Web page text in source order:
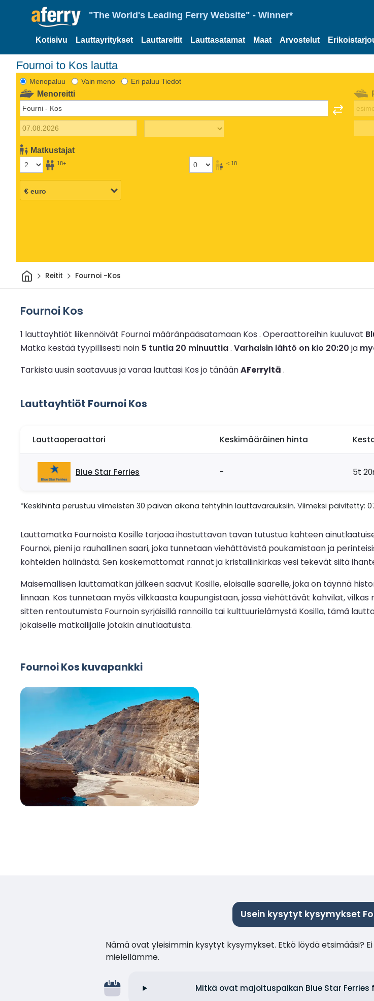
"The World's Leading Ferry Website" - Winner*
Kotisivu Lauttayritykset Lauttareitit Lauttasatamat Maat Arvostelut
Fournoi to Kos lautta
Menopaluu Vain meno Eri paluu Tiedot
Menoreitti
Matkustajat
18+ < 18
KotiinReitit Fournoi -Kos
Fournoi Kos
1 lauttayhtiöt liikennöivät Fournoi määränpääsatamaan Kos . Operaattoreihin kuuluvat
Matka kestää tyypillisesti noin 5 tuntia 20 minuuttia. Varhaisin lähtö on klo 20:20 ja
Tarkista uusin saatavuus ja varaa lauttasi Kos jo tänäänAFerryltä .
Lauttayhtiöt Fournoi Kos
Lauttaoperaattori Keskimääräinen hinta
Blue Star Ferries - 5t
*Keskihinta perustuu viimeisten 30 päivän aikana tehtyihin lauttavarauksiin. Viimeksi päivitetty:
Lauttamatka Fournoista Kosille tarjoaa ihastuttavan tavan tutustua kahteen
Fournoi, pieni ja rauhallinen saari, joka tunnetaan viehättävistä poukamistaan ja
kohteiden hälinästä. Sen koskemattomat rannat ja kristallinkirkas vesi tekevät siitä
Maisemallisen lauttamatkan jälkeen saavut Kosille, eloisalle saarelle, joka on täynnä
linnaan. Kos tunnetaan myös vilkkaasta kaupungistaan, jossa viehättävät kahvilat,
sitten rentoutumista Fournoin syrjäisillä rannoilla tai kulttuurielämystä Kosilla, tämä
jokaiselle matkailijalle jotakin ainutlaatuista.
Fournoi Kos kuvapankki
Usein kysytyt kysymykset
Nämä ovat yleisimmin kysytyt kysymykset. Etkö löydä etsimääsi?
mielellämme.
Mitkä ovat majoituspaikan Blue Star